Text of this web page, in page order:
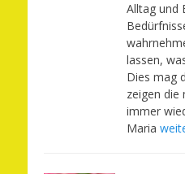
Alltag und
lassen,
Dies mag
zeigen die
immer
Maria